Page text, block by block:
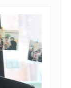
이다.